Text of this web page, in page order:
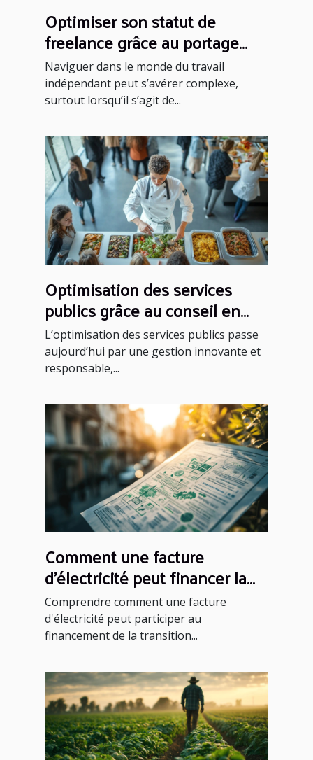
Optimiser son statut de
freelance grâce au portage
salarial
Naviguer dans le monde du travail
indépendant peut s’avérer complexe,
surtout lorsqu’il s’agit de...
Optimisation des services
publics grâce au conseil en
restauration collective
L’optimisation des services publics passe
aujourd’hui par une gestion innovante et
responsable,...
Comment une facture
d'électricité peut financer la
transition énergétique ?
Comprendre comment une facture
d'électricité peut participer au
financement de la transition...